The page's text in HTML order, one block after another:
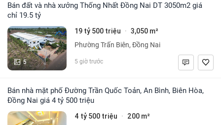
Bán đất và nhà xưởng Thống Nhất Đồng Nai DT 3050m2 giá
chỉ 19.5 tỷ
5
19 tỷ 500 triệu · 3,050 m²
Phường Trấn Biên, Đồng Nai
5 giờ trước
Bán nhà mặt phố Đường Trần Quốc Toản, An Bình, Biên Hòa,
Đồng Nai giá 4 tỷ 500 triệu
4 tỷ 500 triệu · 200 m²